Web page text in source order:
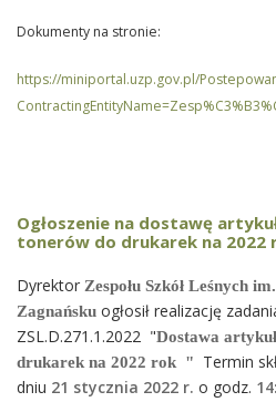
Dokumenty na stronie:
https://miniportal.uzp.gov.pl/
Ogłoszenie na dostawę
tonerów do drukarek na 2022
Dyrektor Zespołu Szkół Leśnych
Zagnańsku ogłosił realizację
ZSL.D.271.1.2022 "Dostawa
drukarek na 2022 rok "
Termin
dniu 21 stycznia 2022 r. o godz. 14